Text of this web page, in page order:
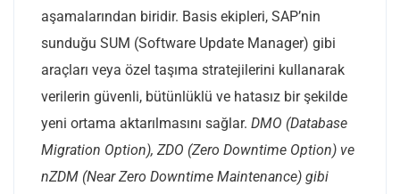
aşamalarından biridir. Basis ekipleri, SAP’nin
sunduğu SUM (Software Update Manager) gibi
araçları veya özel taşıma stratejilerini kullanarak
verilerin güvenli, bütünlüklü ve hatasız bir şekilde
yeni ortama aktarılmasını sağlar. DMO (Database
Migration Option), ZDO (Zero Downtime Option) ve
nZDM (Near Zero Downtime Maintenance) gibi